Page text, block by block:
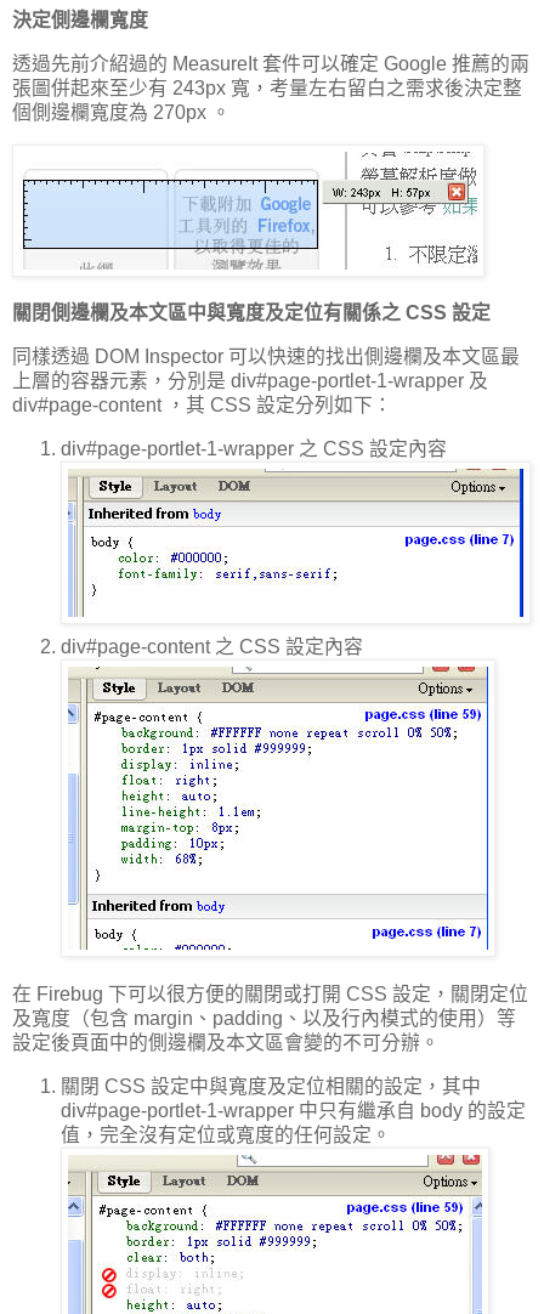
決定側邊欄寬度
透過先前介紹過的 MeasureIt 套件可以確定 Google 推薦的兩
張圖併起來至少有 243px 寬，考量左右留白之需求後決定整
個側邊欄寬度為 270px 。
關閉側邊欄及本文區中與寬度及定位有關係之 CSS 設定
同樣透過 DOM Inspector 可以快速的找出側邊欄及本文區最
上層的容器元素，分別是 div#page-portlet-1-wrapper 及
div#page-content ，其 CSS 設定分列如下：
div#page-portlet-1-wrapper 之 CSS 設定內容
div#page-content 之 CSS 設定內容
在 Firebug 下可以很方便的關閉或打開 CSS 設定，關閉定位
及寬度（包含 margin、padding、以及行內模式的使用）等
設定後頁面中的側邊欄及本文區會變的不可分辦。
關閉 CSS 設定中與寬度及定位相關的設定，其中
div#page-portlet-1-wrapper 中只有繼承自 body 的設定
值，完全沒有定位或寬度的任何設定。